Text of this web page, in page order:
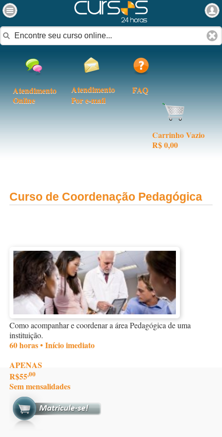
Atendimento
Online
Atendimento
Por e-mail
FAQ
Carrinho Vazio
R$ 0,00
Curso de Coordenação Pedagógica
Como acompanhar e coordenar a área Pedagógica de uma
instituição.
60 horas • Início imediato
APENAS
R$55,00
Sem mensalidades